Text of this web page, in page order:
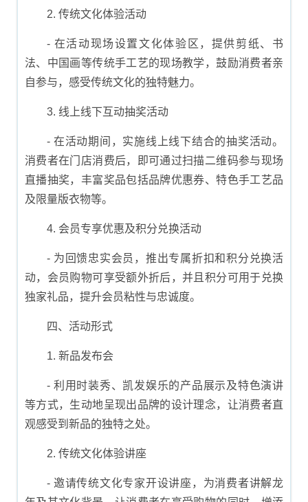
2. 传统文化体验活动
- 在活动现场设置文化体验区，提供剪纸、书
法、中国画等传统手工艺的现场教学，鼓励消费者亲
自参与，感受传统文化的独特魅力。
3. 线上线下互动抽奖活动
- 在活动期间，实施线上线下结合的抽奖活动。
消费者在门店消费后，即可通过扫描二维码参与现场
直播抽奖，丰富奖品包括品牌优惠券、特色手工艺品
及限量版衣物等。
4. 会员专享优惠及积分兑换活动
- 为回馈忠实会员，推出专属折扣和积分兑换活
动，会员购物可享受额外折后，并且积分可用于兑换
独家礼品，提升会员粘性与忠诚度。
四、活动形式
1. 新品发布会
- 利用时装秀、凯发娱乐的产品展示及特色演讲
等方式，生动地呈现出品牌的设计理念，让消费者直
观感受到新品的独特之处。
2. 传统文化体验讲座
- 邀请传统文化专家开设讲座，为消费者讲解龙